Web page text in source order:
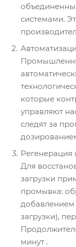
системами.
которые
управляют
следят за
Для
загрузки
промывка:
добавлением
загрузки),
минут .